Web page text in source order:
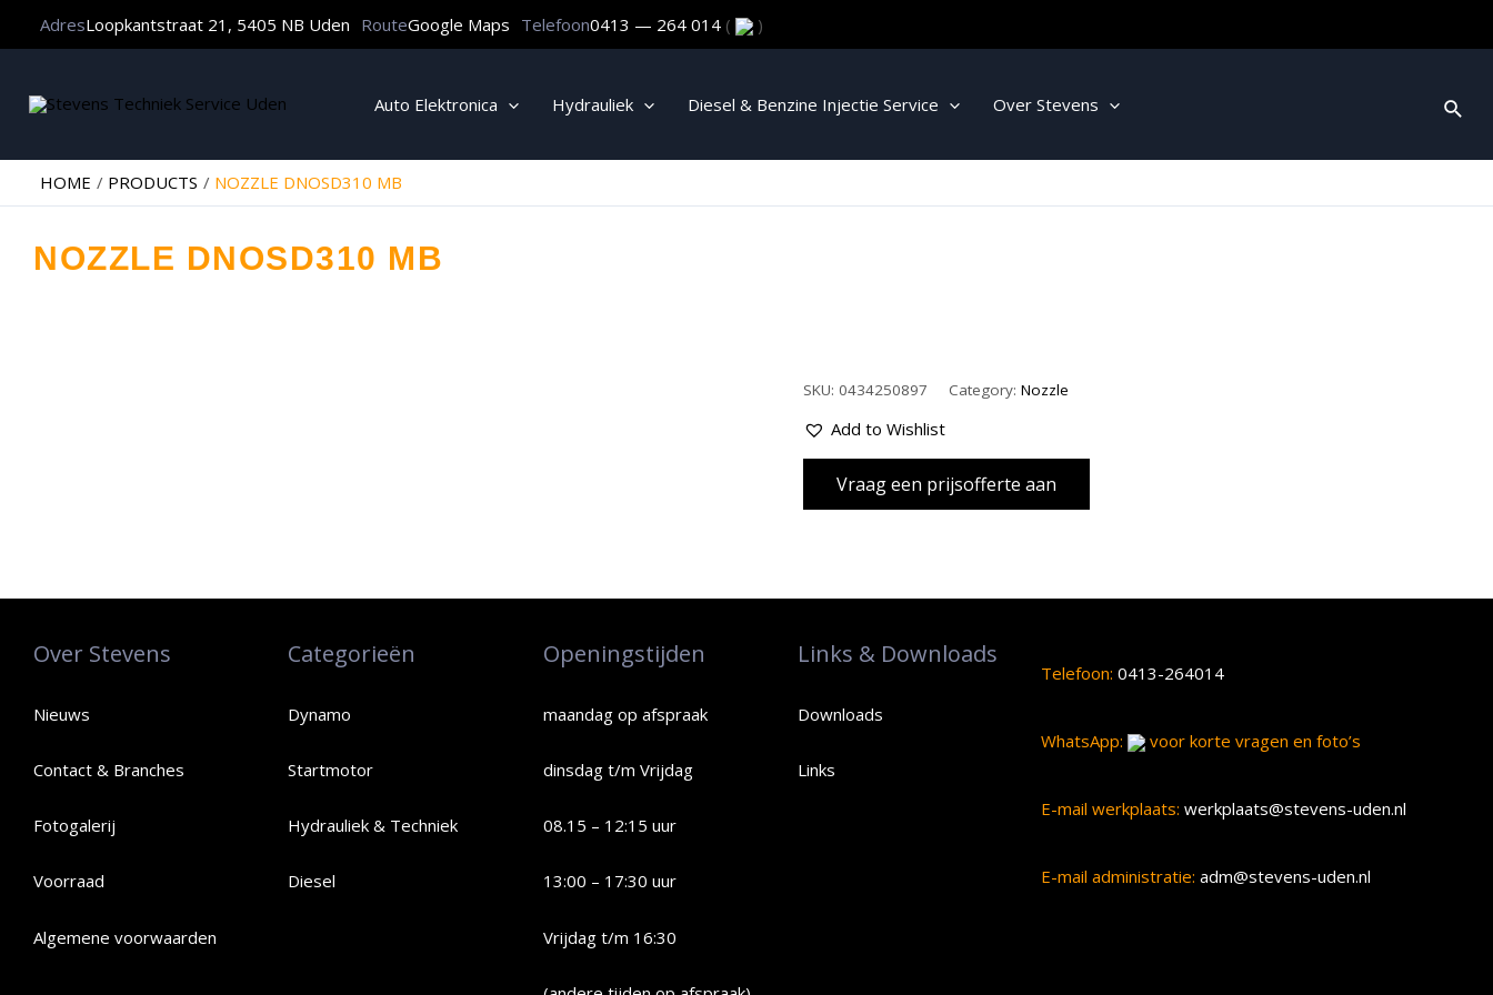
AdresLoopkantstraat 21, 5405 NB Uden RouteGoogle Maps Telefoon0413 — 264 014 ( )
Auto Elektronica Hydrauliek Diesel & Benzine Injectie Service Over Stevens
HOME PRODUCTS NOZZLE DNOSD310 MB
NOZZLE DNOSD310 MB
SKU:0434250897 Category:Nozzle
Add to Wishlist
Over Stevens
Nieuws
Contact & Branches
Fotogalerij
Voorraad
Algemene voorwaarden
Categorieën
Dynamo
Startmotor
Hydrauliek & Techniek
Diesel
Openingstijden
maandag op afspraak
dinsdag t/m Vrijdag
08.15 – 12:15 uur
13:00 – 17:30 uur
Vrijdag t/m 16:30
Links & Downloads
Downloads
Links
Telefoon: 0413-264014
WhatsApp: voor korte vragen en foto’s
E-mail werkplaats: werkplaats@stevens-uden.nl
E-mail administratie: adm@stevens-uden.nl